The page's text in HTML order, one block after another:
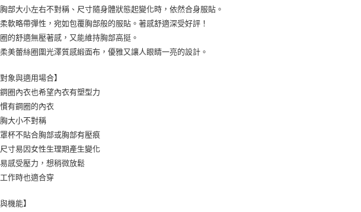
部大小左右不對稱、尺寸隨身體狀態起變化時，依然合身服貼。
軟略帶彈性，宛如包覆胸部般的服貼。著感舒適深受好評！
的舒適無壓著感，又能維持胸部高挺。
美蕾絲圈圍光澤質感緞面布，優雅又讓人眼睛一亮的設計。
象與適用場合】
圈內衣也希望內衣有塑型力
有鋼圈的內衣
大小不對稱
杯不貼合胸部或胸部有壓痕
寸易因女性生理期產生變化
感受壓力，想稍微放鬆
作時也適合穿
機能】